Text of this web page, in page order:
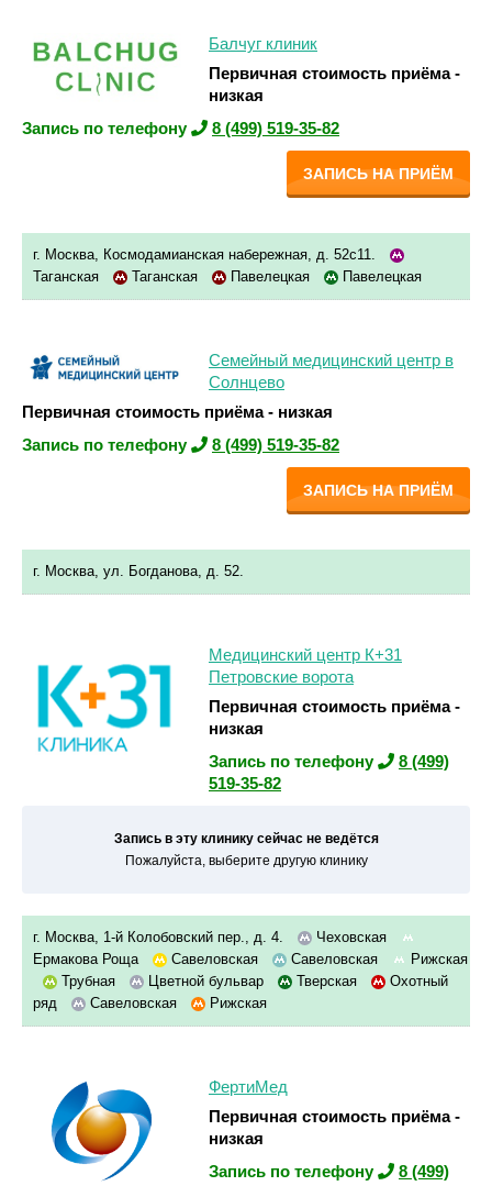
Балчуг клиник
Первичная стоимость приёма -
низкая
Запись по телефону
8 (499) 519-35-82
ЗАПИСЬ НА ПРИЁМ
г. Москва, Космодамианская набережная, д. 52с11.
Таганская
Таганская Павелецкая Павелецкая
Семейный медицинский центр в
Солнцево
Первичная стоимость приёма - низкая
Запись по телефону
8 (499) 519-35-82
ЗАПИСЬ НА ПРИЁМ
г. Москва, ул. Богданова, д. 52.
Медицинский центр К+31
Петровские ворота
Первичная стоимость приёма -
низкая
Запись по телефону
8 (499)
519-35-82
Запись в эту клинику сейчас не ведётся
Пожалуйста, выберите другую клинику
г. Москва, 1-й Колобовский пер., д. 4.
Чеховская
Ермакова Роща
Савеловская Савеловская
Рижская
Трубная
Цветной бульвар Тверская
Охотный
ряд
Савеловская Рижская
ФертиМед
Первичная стоимость приёма -
низкая
Запись по телефону
8 (499)